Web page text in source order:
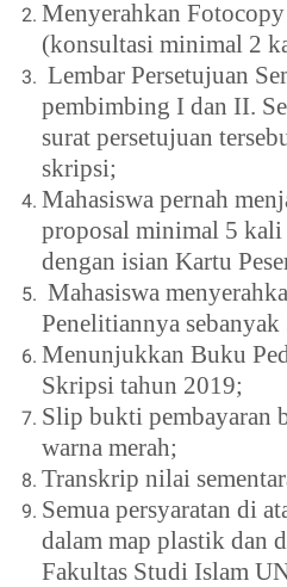
Menyerahkan
(konsultasi minimal 2
Lembar Persetujuan
pembimbing I dan II.
surat persetujuan
skripsi;
Mahasiswa pernah
proposal minimal 5 kali
dengan isian Kartu
Mahasiswa
Penelitiannya sebanyak
Menunjukkan Buku
Skripsi tahun 2019;
Slip bukti pembayaran
warna merah;
Transkrip nilai
Semua persyaratan di
dalam map plastik dan
Fakultas Studi Islam